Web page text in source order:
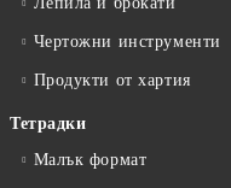
Чертожни инструменти
Продукти от хартия
Тетрадки
Малък формат